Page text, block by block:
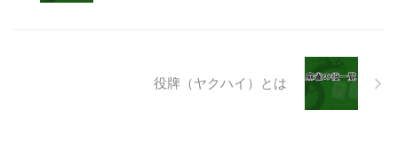
役牌（ヤクハイ）とは